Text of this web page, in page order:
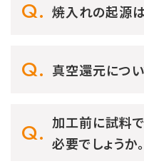
焼入れの起源
真空還元につい
加工前に試料
必要でしょうか。